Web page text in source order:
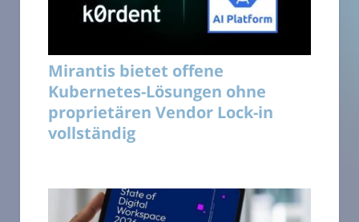
Mirantis bietet offene
Kubernetes-Lösungen ohne
proprietären Vendor Lock-in
vollständig